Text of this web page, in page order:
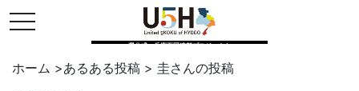
toggle navigation
県公式・兵庫五国連邦プロジェクト
ホーム >あるある投稿 > 圭さんの投稿